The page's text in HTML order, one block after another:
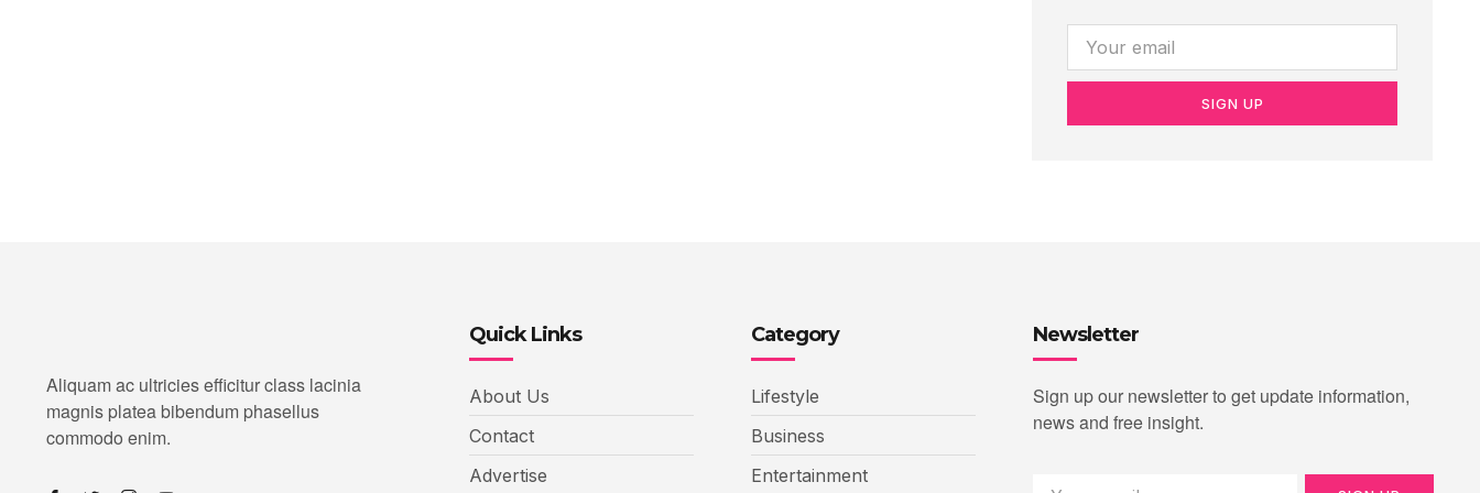
SIGN UP
Aliquam ac ultricies efficitur class lacinia
magnis platea bibendum phasellus
commodo enim.
Quick Links
About Us
Contact
Advertise
Category
Lifestyle
Business
Entertainment
Newsletter
Sign up our newsletter to get update information,
news and free insight.